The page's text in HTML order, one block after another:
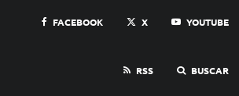
FACEBOOK X YOUTUBE
RSS BUSCAR